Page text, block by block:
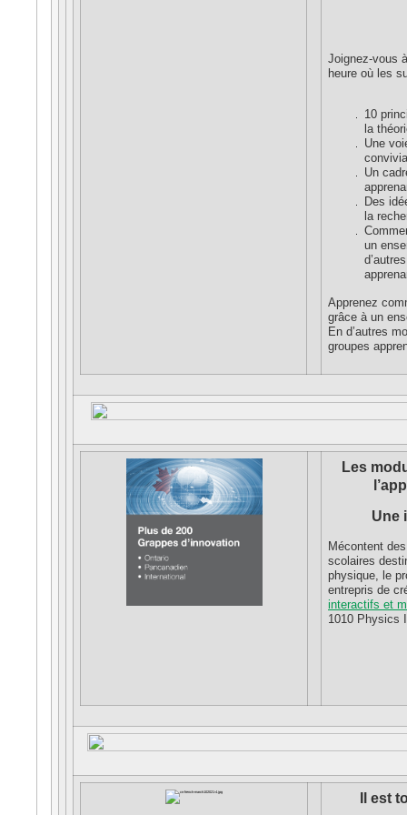
Joignez-vous
heure où les
10
la
Une
Un
Des
la
un
Apprenez
grâce à un
En d’autres
groupes
Les
Une
Mécontent
scolaires
physique, le
entrepris de
interactifs et
1010 Physics
Il est